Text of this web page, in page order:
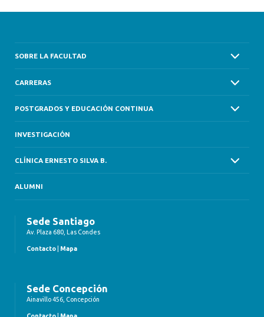
SOBRE LA FACULTAD
CARRERAS
POSTGRADOS Y EDUCACIÓN CONTINUA
INVESTIGACIÓN
CLÍNICA ERNESTO SILVA B.
ALUMNI
Sede Santiago
Av. Plaza 680, Las Condes
Contacto Mapa
Sede Concepción
Ainavillo 456, Concepción